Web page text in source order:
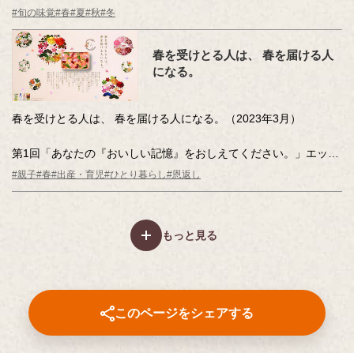
て、10周年を迎えました。
旬の食材を活かした和食を、四季を映し出す円窓と重ね、日本の
食文化の豊かさを表現しました。
#旬の味覚#春#夏#秋#冬
春を受けとる人は、 春を届ける人
になる。
春を受けとる人は、 春を届ける人になる。（2023年3月）
第1回「あなたの『おいしい記憶』をおしえてください。」エッセ
ーコンテスト入賞作をもとに制作しました。
新生活への期待と不安が入りまじる春、「おいしい記憶」が一歩
#親子#春#出産・育児#ひとり暮らし#恩返し
もっと見る
このページをシェアする